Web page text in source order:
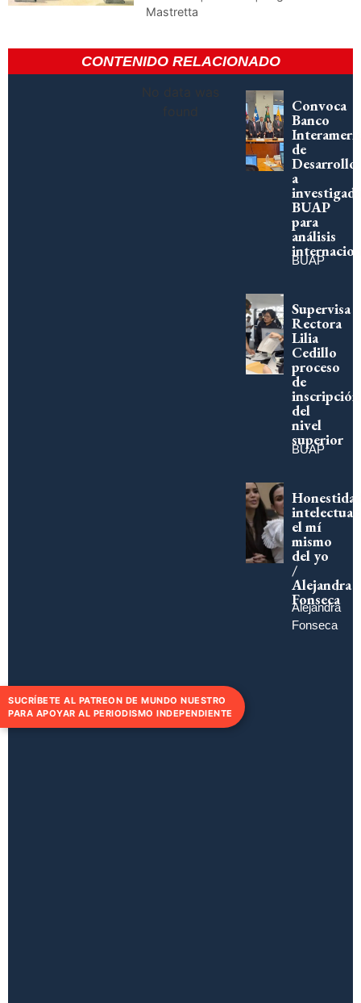
Mastretta
CONTENIDO RELACIONADO
No data was
found
Convoca
Banco
de
Desarrollo
a
BUAP
para
análisis
BUAP
Supervisa
Rectora
Lilia
Cedillo
proceso
de
inscripción
del
nivel
superior
BUAP
intelectual:
el mí
mismo
del yo
/
Alejandra
Fonseca
Alejandra
Fonseca
SUCRÍBETE AL PATREON DE MUNDO NUESTRO
PARA APOYAR AL PERIODISMO INDEPENDIENTE